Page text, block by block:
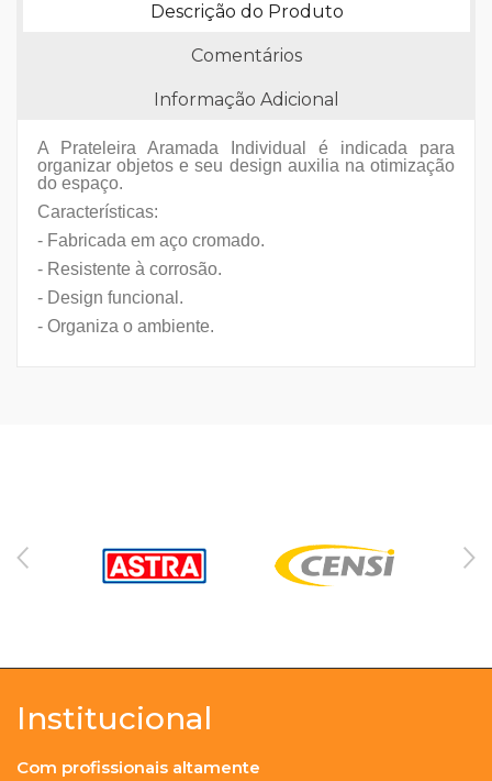
Descrição do Produto
Comentários
Informação Adicional
A Prateleira Aramada Individual é indicada para
organizar objetos e seu design auxilia na otimização
do espaço.
Características:
- Fabricada em aço cromado.
- Resistente à corrosão.
- Design funcional.
- Organiza o ambiente.
Institucional
Com profissionais altamente